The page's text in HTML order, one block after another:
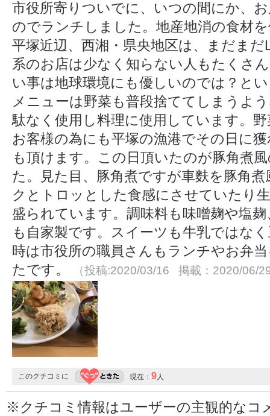
市役所寄りついでに、いつの間にか、
のでランチしました。地産地消の食材
平塚近辺、西湘・県央地区は、まだま
系のお店は少なく知らない人もたくさ
い事は地球環境にも優しいのでは？と
メニューは野菜も普段捨ててしまうよ
駄なく使用し料理に使用しています。
お客様の為にも平塚の漁港でその日に
も頂けます。この日頂いたのが豚角煮
た。見た目、豚角煮ですが車麩を豚角
クとトロッとした食感にさせていたり
盛られています。調味料も味噌麹や塩
も自家製です。スイーツも牛乳ではな
時は市役所の職員さんもランチやお弁
たです。
（投稿:2020/03/16 掲載：2020/06/
このクチコミに 現在： 9人
※クチコミ情報はユーザーの主観的なコ